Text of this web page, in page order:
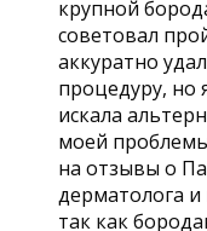
крупной
советовал
аккуратно
процедуру, но
искала
моей
на отзывы о
дерматолога и
так как